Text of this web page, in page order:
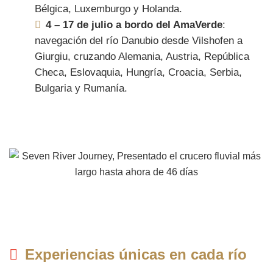
Bélgica, Luxemburgo y Holanda.
4 – 17 de julio a bordo del AmaVerde:
navegación del río Danubio desde Vilshofen a
Giurgiu, cruzando Alemania, Austria, República
Checa, Eslovaquia, Hungría, Croacia, Serbia,
Bulgaria y Rumanía.
Experiencias únicas en cada río